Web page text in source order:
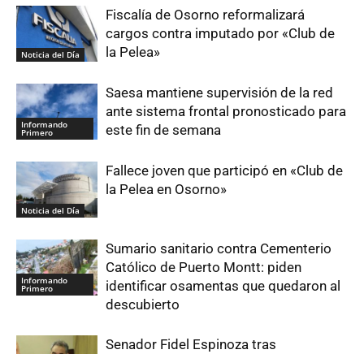
Noticia del Día
Fiscalía de Osorno reformalizará
cargos contra imputado por «Club de
la Pelea»
Informando
Primero
Saesa mantiene supervisión de la red
ante sistema frontal pronosticado para
este fin de semana
Noticia del Día
Fallece joven que participó en «Club de
la Pelea en Osorno»
Informando
Primero
Sumario sanitario contra Cementerio
Católico de Puerto Montt: piden
identificar osamentas que quedaron al
descubierto
Senador Fidel Espinoza tras